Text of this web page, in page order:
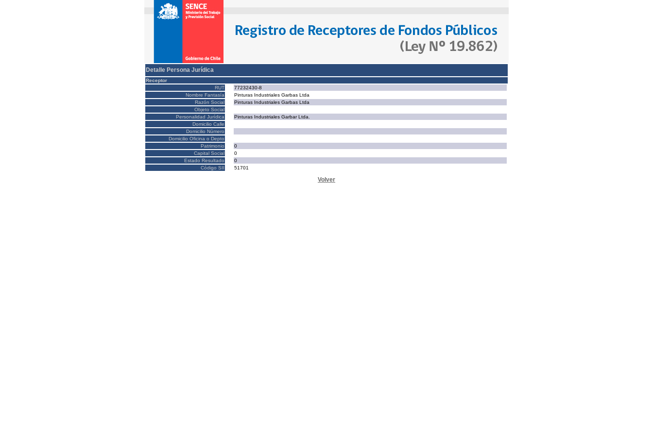
Detalle Persona Jurídica
Receptor
RUT
77232430-8
Nombre Fantasía
Pinturas Industriales Garbas Ltda
Razón Social
Pinturas Industriales Garbas Ltda
Objeto Social
Personalidad Jurídica
Pinturas Industriales Garbar Ltda.
Domicilio Calle
Domicilio Número
Domicilio Oficina o Depto
Patrimonio
0
Capital Social
0
Estado Resultado
0
Código SII
51701
Volver